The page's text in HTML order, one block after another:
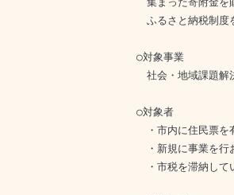
ふるさと納税制度
○対象事業
社会・地域課題解
○対象者
・市内に住民票を
・新規に事業を行
・市税を滞納して